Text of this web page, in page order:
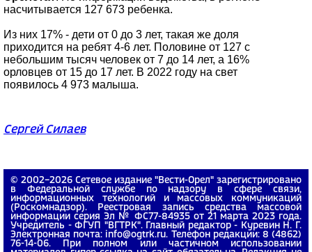
насчитывается 127 673 ребенка.
Из них 17% - дети от 0 до 3 лет, такая же доля
приходится на ребят 4-6 лет. Половине от 127 с
небольшим тысяч человек от 7 до 14 лет, а 16%
орловцев от 15 до 17 лет. В 2022 году на свет
появилось 4 973 малыша.
Сергей Силаев
© 2002−2026 Сетевое издание "Вести-Орел" зарегистрировано
в Федеральной службе по надзору в сфере связи,
информационных технологий и массовых коммуникаций
(Роскомнадзор). Реестровая запись средства массовой
информации серия Эл № ФС77-84935 от 21 марта 2023 года.
Учредитель - ФГУП "ВГТРК". Главный редактор - Куревин Н. Г.
Электронная почта: info@ogtrk.ru. Телефон редакции: 8 (4862)
76-14-06. При полном или частичном использовании